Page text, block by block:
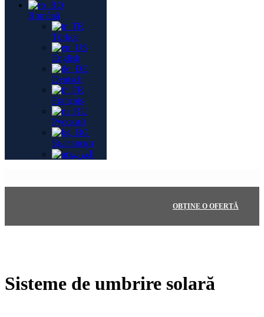
Română
Türkçe
English
Deutsch
Français
Русский
Български
العربية
OBȚINE O OFERTĂ
Sisteme de umbrire solară